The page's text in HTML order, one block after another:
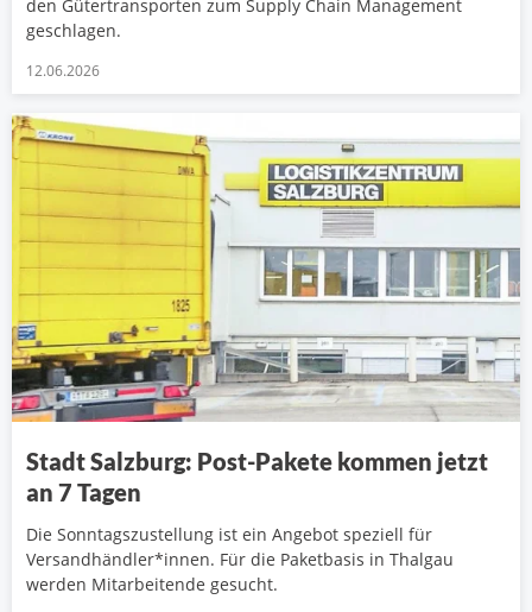
den Gütertransporten zum Supply Chain Management
geschlagen.
12.06.2026
Stadt Salzburg: Post-Pakete kommen jetzt
an 7 Tagen
Die Sonntagszustellung ist ein Angebot speziell für
Versandhändler*innen. Für die Paketbasis in Thalgau
werden Mitarbeitende gesucht.